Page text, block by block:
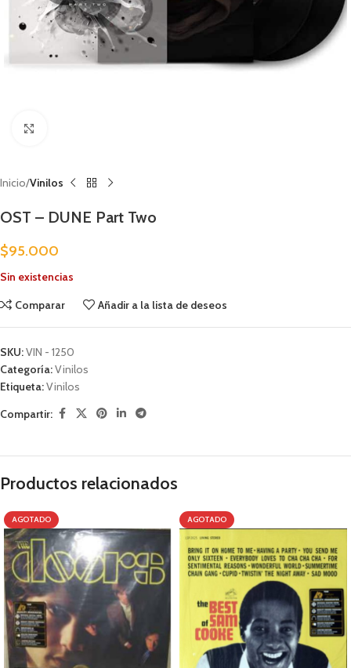
Inicio Vinilos
OST – DUNE Part Two
$95.000
Sin existencias
Comparar
Añadir a la lista de deseos
SKU:VIN - 1250
Categoría:Vinilos
Etiqueta:Vinilos
Compartir:
Productos relacionados
AGOTADO AGOTADO